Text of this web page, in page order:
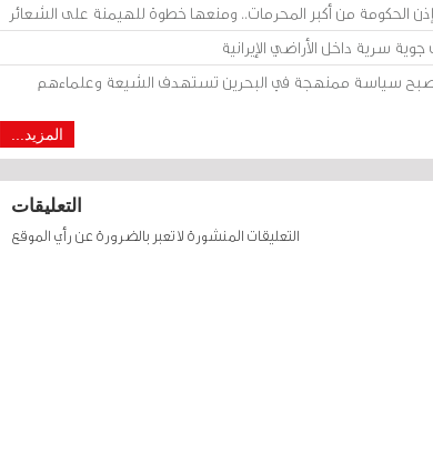
الحكومة من أكبر المحرمات.. ومنعها خطوة للهيمنة على الشعائر
سرية داخل الأراضي الإيرانية
أصبح سياسة ممنهجة في البحرين تستهدف الشيعة وعلماءهم
المزيد...
التعليقات
التعليقات المنشورة لا تعبر بالضرورة عن رأي الموقع